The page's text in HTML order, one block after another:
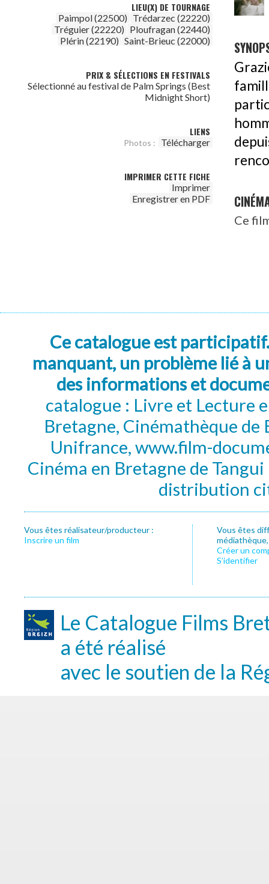
LIEU(X) DE TOURNAGE
Paimpol (22500) Trédarzec (22220)
Tréguier (22220) Ploufragan (22440)
Plérin (22190) Saint-Brieuc (22000)
PRIX & SÉLECTIONS EN FESTIVALS
Sélectionné au festival de Palm Springs (Best
Midnight Short)
LIENS
Photos : Télécharger
IMPRIMER CETTE FICHE
Imprimer
Enregistrer en PDF
Ce
Ce catalogue est
manquant, un problème lié à
des informations et
catalogue : Livre et Lecture
Bretagne, Cinémathèque de
Unifrance, www.film-
Cinéma en Bretagne de
distribution
Vous êtes réalisateur/producteur :
Inscrire un film
Vous êtes
Créer un
S’identifier
Le Catalogue Films
a été réalisé
avec le soutien de la